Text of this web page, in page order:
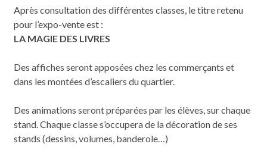
Après consultation des différentes classes, le titre retenu
pour l’expo-vente est :
LA MAGIE DES LIVRES
Des affiches seront apposées chez les commerçants et
dans les montées d’escaliers du quartier.
Des animations seront préparées par les élèves, sur chaque
stand. Chaque classe s’occupera de la décoration de ses
stands (dessins, volumes, banderole…)